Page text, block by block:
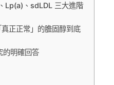
Lp(a)、sdLDL 三大進階
正正常」的膽固醇到底
的明確回答